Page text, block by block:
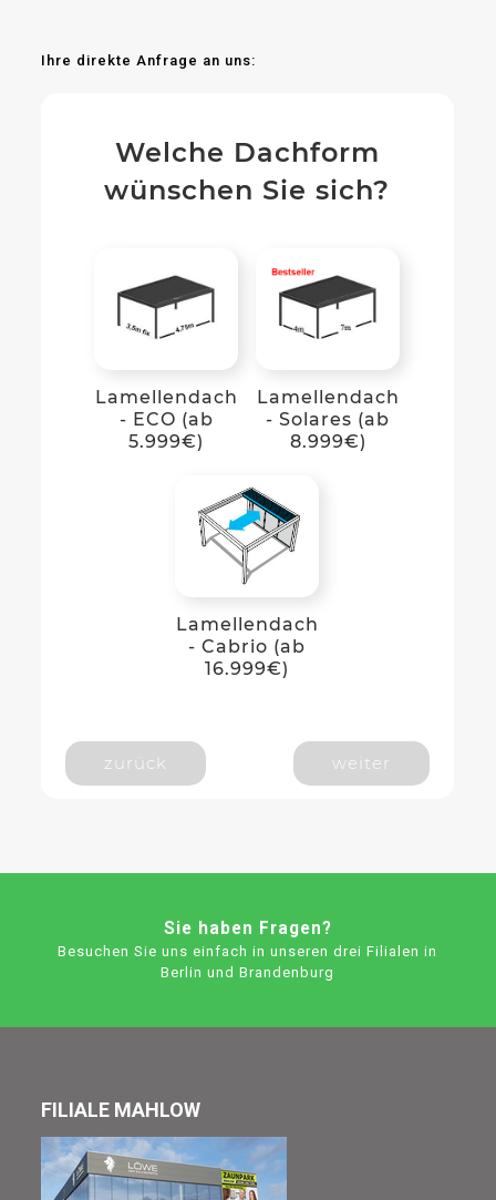
Ihre direkte Anfrage an uns:
Welche Dachform
wünschen Sie sich?
Lamellendach
- ECO (ab
5.999€)
Lamellendach
- Solares (ab
8.999€)
Lamellendach
- Cabrio (ab
16.999€)
zurück weiter
Sie haben Fragen?
Besuchen Sie uns einfach in unseren drei Filialen in
Berlin und Brandenburg
FILIALE MAHLOW